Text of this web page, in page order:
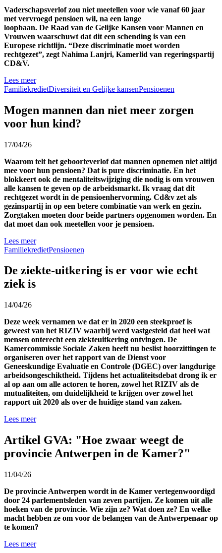
Vaderschapsverlof zou niet meetellen voor wie vanaf 60 jaar
met vervroegd pensioen wil, na een lange
loopbaan. De Raad van de Gelijke Kansen voor Mannen en
Vrouwen waarschuwt dat dit een schending is van een
Europese richtlijn. “Deze discriminatie moet worden
rechtgezet”, zegt Nahima Lanjri, Kamerlid van regeringspartij
CD&V.
Lees meer
FamiliekredietDiversiteit en Gelijke kansenPensioenen
Mogen mannen dan niet meer zorgen
voor hun kind?
17/04/26
Waarom telt het geboorteverlof dat mannen opnemen niet altijd
mee voor hun pensioen? Dat is pure discriminatie. En het
blokkeert ook de mentaliteitswijziging die nodig is om vrouwen
alle kansen te geven op de arbeidsmarkt. Ik vraag dat dit
rechtgezet wordt in de pensioenhervorming. Cd&v zet als
gezinspartij in op een betere combinatie van werk en gezin.
Zorgtaken moeten door beide partners opgenomen worden. En
dat moet dan ook meetellen voor je pensioen.
Lees meer
FamiliekredietPensioenen
De ziekte-uitkering is er voor wie echt
ziek is
14/04/26
Deze week vernamen we dat er in 2020 een steekproef is
geweest van het RIZIV waarbij werd vastgesteld dat heel wat
mensen onterecht een ziekteuitkering ontvingen. De
Kamercommissie Sociale Zaken heeft nu beslist hoorzittingen te
organiseren over het rapport van de Dienst voor
Geneeskundige Evaluatie en Controle (DGEC) over langdurige
arbeidsongeschiktheid. Tijdens het actualiteitsdebat drong ik er
al op aan om alle actoren te horen, zowel het RIZIV als de
mutualiteiten, om duidelijkheid te krijgen over zowel het
rapport uit 2020 als over de huidige stand van zaken.
Lees meer
Artikel GVA: "Hoe zwaar weegt de
provincie Antwerpen in de Kamer?"
11/04/26
De provincie Antwerpen wordt in de Kamer vertegenwoordigd
door 24 parlementsleden van zeven partijen. Ze komen uit alle
hoeken van de provincie. Wie zijn ze? Wat doen ze? En welke
macht hebben ze om voor de belangen van de Antwerpenaar op
te komen?
Lees meer